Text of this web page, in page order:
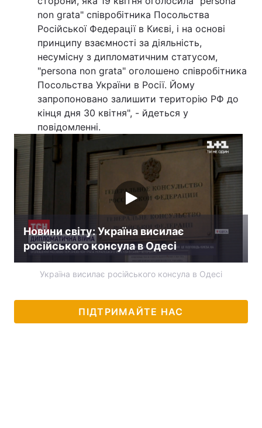
non grata" співробітника Посольства
Російської Федерації в Києві, і на основі
принципу взаємності за діяльність,
несумісну з дипломатичним статусом,
"persona non grata" оголошено співробітника
Посольства України в Росії. Йому
запропоновано залишити територію РФ до
кінця дня 30 квітня", - йдеться у
повідомленні.
Новини світу: Україна висилає
російського консула в Одесі
Україна висилає російського консула в Одесі
ПІДТРИМАЙТЕ НАС